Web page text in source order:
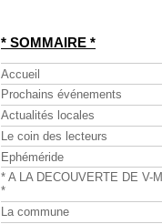
* SOMMAIRE *
Accueil
Prochains événements
Actualités locales
Le coin des lecteurs
Ephéméride
* A LA DECOUVERTE DE V-M
*
La commune